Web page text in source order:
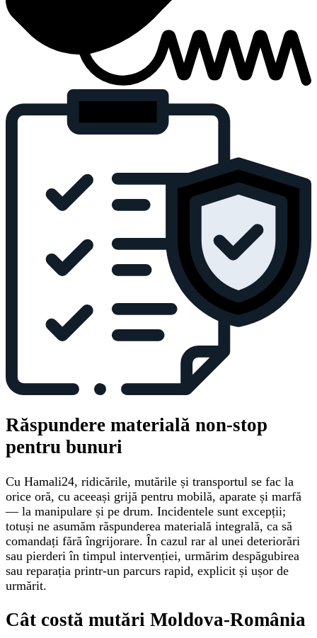
Răspundere materială non-stop
pentru bunuri
Cu Hamali24, ridicările, mutările și transportul se fac la
orice oră, cu aceeași grijă pentru mobilă, aparate și marfă
— la manipulare și pe drum. Incidentele sunt excepții;
totuși ne asumăm răspunderea materială integrală, ca să
comandați fără îngrijorare. În cazul rar al unei deteriorări
sau pierderi în timpul intervenției, urmărim despăgubirea
sau reparația printr-un parcurs rapid, explicit și ușor de
urmărit.
Cât costă mutări Moldova-România